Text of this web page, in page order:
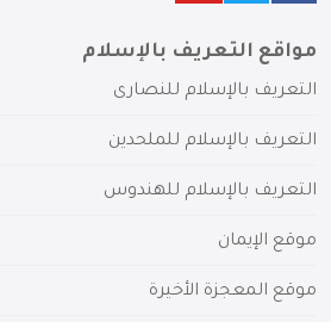
مواقع التعريف بالإسلام
التعريف بالإسلام للنصارى
التعريف بالإسلام للملحدين
التعريف بالإسلام للهندوس
موقع الإيمان
موقع المعجزة الأخيرة